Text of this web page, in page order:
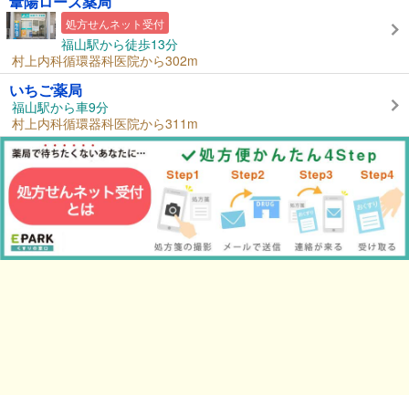
処方せんネット受付
福山駅から徒歩13分
村上内科循環器科医院から302m
いちご薬局
福山駅から車9分
村上内科循環器科医院から311m